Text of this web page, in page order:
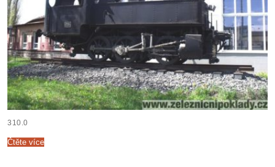
310.0
Čtěte více